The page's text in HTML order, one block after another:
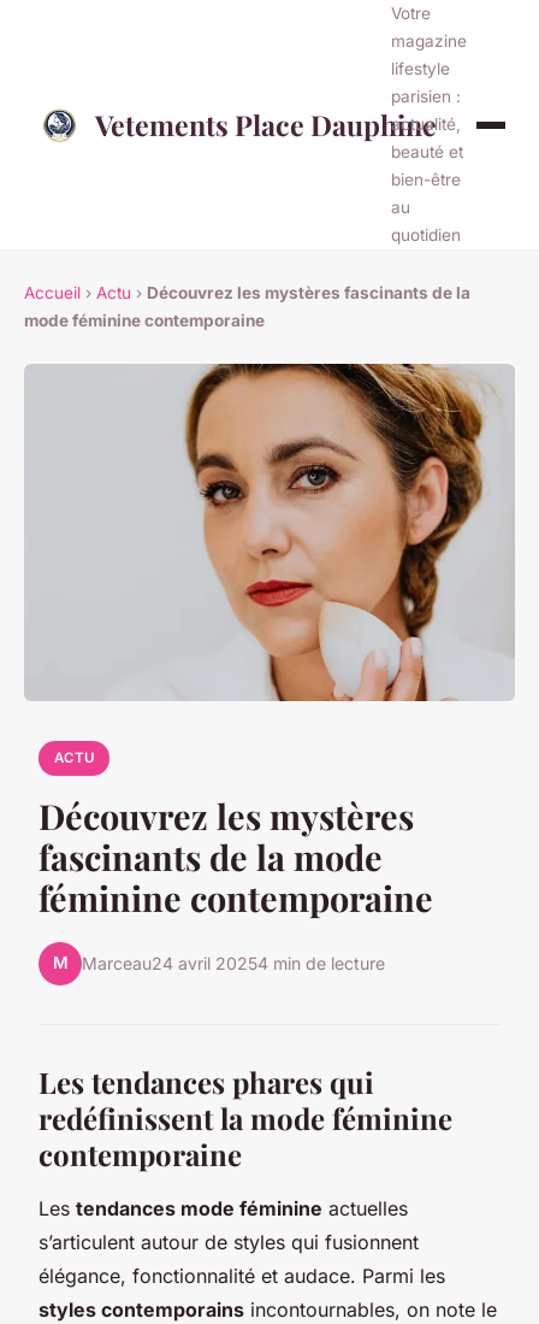
Vetements Place Dauphine
Votre
magazine
lifestyle
parisien :
actualité,
beauté et
bien-être
au
quotidien
Accueil › Actu › Découvrez les mystères fascinants de la
mode féminine contemporaine
ACTU
Découvrez les mystères
fascinants de la mode
féminine contemporaine
M Marceau24 avril 20254 min de lecture
Les tendances phares qui
redéfinissent la mode féminine
contemporaine
Les tendances mode féminine actuelles
s’articulent autour de styles qui fusionnent
élégance, fonctionnalité et audace. Parmi les
styles contemporains incontournables, on note le